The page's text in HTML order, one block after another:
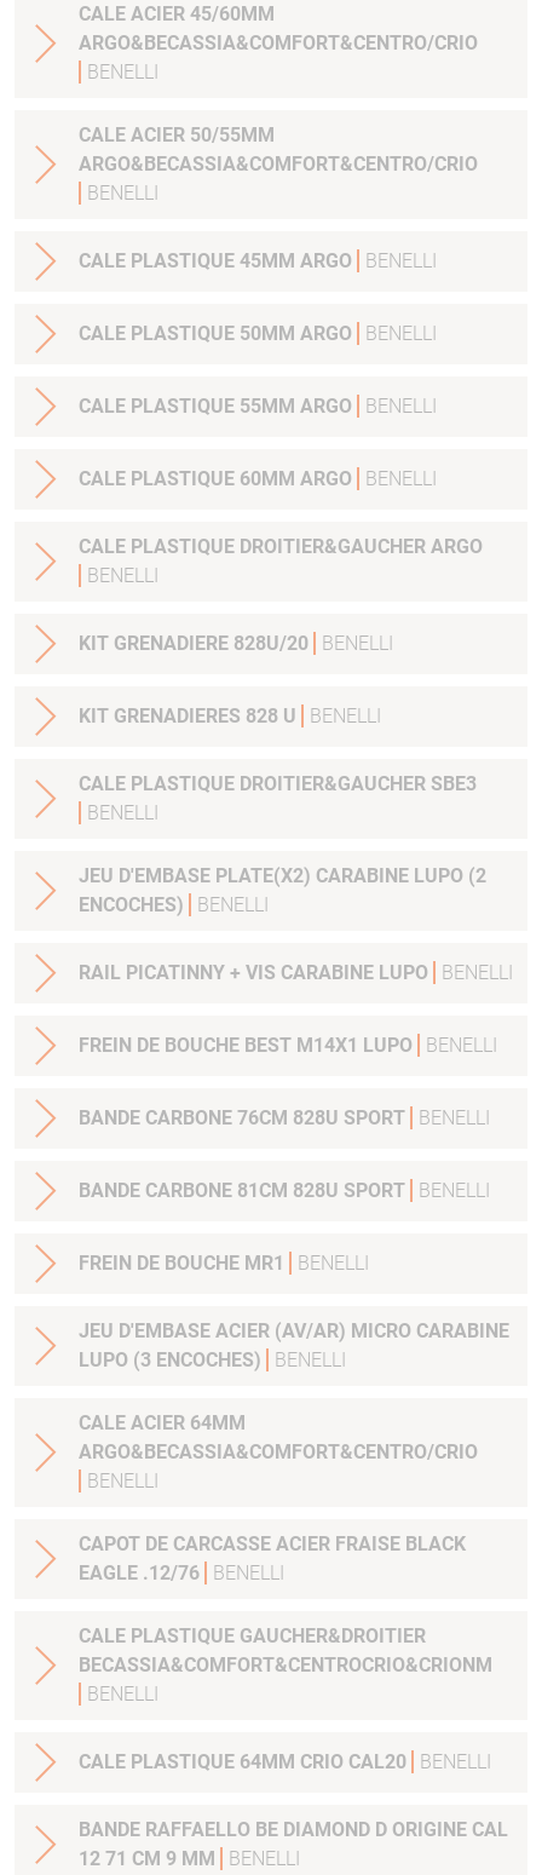
CALE ACIER 45/60MM
ARGO&BECASSIA&COMFORT&CENTRO/CRIO
BENELLI
CALE ACIER 50/55MM
ARGO&BECASSIA&COMFORT&CENTRO/CRIO
BENELLI
CALE PLASTIQUE 45MM ARGO BENELLI
CALE PLASTIQUE 50MM ARGO BENELLI
CALE PLASTIQUE 55MM ARGO BENELLI
CALE PLASTIQUE 60MM ARGO BENELLI
CALE PLASTIQUE DROITIER&GAUCHER ARGO
BENELLI
KIT GRENADIERE 828U/20 BENELLI
KIT GRENADIERES 828 U BENELLI
CALE PLASTIQUE DROITIER&GAUCHER SBE3
BENELLI
JEU D'EMBASE PLATE(X2) CARABINE LUPO (2
ENCOCHES)
BENELLI
RAIL PICATINNY + VIS CARABINE LUPO BENELLI
FREIN DE BOUCHE BEST M14X1 LUPO BENELLI
BANDE CARBONE 76CM 828U SPORT BENELLI
BANDE CARBONE 81CM 828U SPORT BENELLI
FREIN DE BOUCHE MR1 BENELLI
JEU D'EMBASE ACIER (AV/AR) MICRO CARABINE
LUPO (3 ENCOCHES)
BENELLI
CALE ACIER 64MM
ARGO&BECASSIA&COMFORT&CENTRO/CRIO
BENELLI
CAPOT DE CARCASSE ACIER FRAISE BLACK
EAGLE .12/76
BENELLI
CALE PLASTIQUE GAUCHER&DROITIER
BECASSIA&COMFORT&CENTROCRIO&CRIONM
BENELLI
CALE PLASTIQUE 64MM CRIO CAL20 BENELLI
BANDE RAFFAELLO BE DIAMOND D ORIGINE CAL
12 71 CM 9 MM
BENELLI